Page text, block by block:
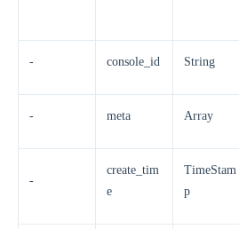
- console_id String
- meta Array
-
create_tim
e
TimeStam
p